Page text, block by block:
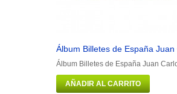
Álbum Billetes de España Juan
Álbum Billetes de España Juan
AÑADIR AL CARRITO